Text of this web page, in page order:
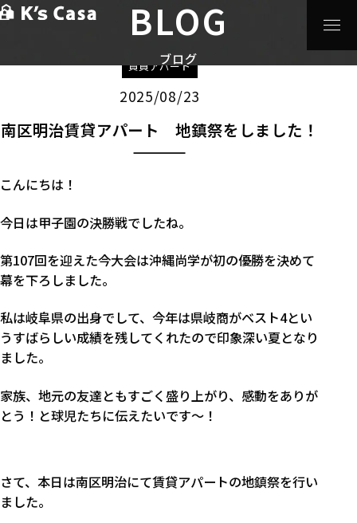
BLOG
ブログ
賃貸アパート>南区明治賃貸アパート
賃貸アパート
2025/08/23
南区明治賃貸アパート 地鎮祭をしました！
こんにちは！
今日は甲子園の決勝戦でしたね。
第107回を迎えた今大会は沖縄尚学が初の優勝を決めて
幕を下ろしました。
私は岐阜県の出身でして、今年は県岐商がベスト4とい
うすばらしい成績を残してくれたので印象深い夏となり
ました。
家族、地元の友達ともすごく盛り上がり、感動をありが
とう！と球児たちに伝えたいです～！
さて、本日は南区明治にて賃貸アパートの地鎮祭を行い
ました。